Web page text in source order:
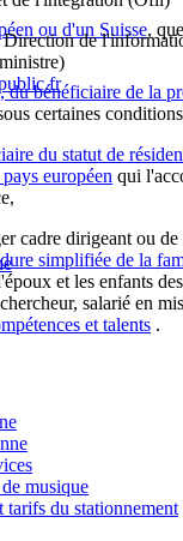
ou d'un Suisse,
du bénéficiaire de la
certaines
du statut de
européen qui
cadre dirigeant ou
simplifiée de la
et les enfants
salarié en
et talents .
de
musique
tarifs du stationnement